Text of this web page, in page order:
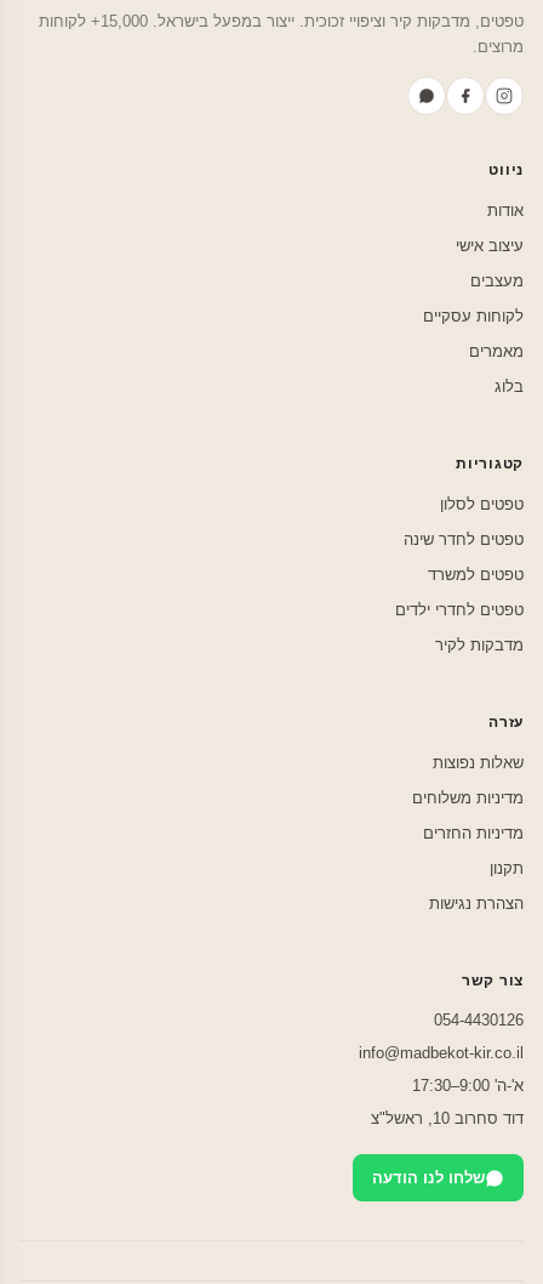
טפטים, מדבקות קיר וציפויי זכוכית. ייצור במפעל בישראל. 15,000+ לקוחות
מרוצים.
ניווט
אודות
עיצוב אישי
מעצבים
לקוחות עסקיים
מאמרים
בלוג
קטגוריות
טפטים לסלון
טפטים לחדר שינה
טפטים למשרד
טפטים לחדרי ילדים
מדבקות לקיר
עזרה
שאלות נפוצות
מדיניות משלוחים
מדיניות החזרים
תקנון
הצהרת נגישות
צור קשר
054-4430126
info@madbekot-kir.co.il
א'-ה' 9:00–17:30
דוד סחרוב 10, ראשל"צ
שלחו לנו הודעה